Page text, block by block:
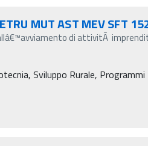
MUT AST MEV SFT
di attivitÃ
Sviluppo Rurale,